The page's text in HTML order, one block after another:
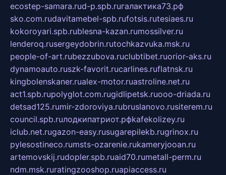
ecostep-samara.rud-p.spb.ruгалактика73.рф
sko.com.rudavitamebel-spb.rufotsis.rutesiaes.ru
kokoroyari.spb.rublesna-kazan.rumossilver.ru
lenderoq.rusergeydobrin.rutochkazvuka.msk.ru
people-of-art.rubezzubova.ruclubtibet.ruorior-aks.ru
dynamoauto.ruszk-favorit.rucarlines.ruflatnsk.ru
kingbolenskaner.rualex-motor.ruastroline.net.ru
act1.spb.rupolyglot.com.rugidlipetsk.ruooo-driada.ru
detsad125.rumir-zdoroviya.rubruslanovo.rusiterem.ru
council.spb.ruлодкипатриот.рфkafekolizey.ru
iclub.net.rugazon-easy.rusugarepilekb.rugrinox.ru
pylesostineco.rumsts-ozarenie.rukameryjooan.ru
artemovskij.rudopler.spb.ruaid70.rumetall-perm.ru
ndm.msk.ruratingzooshop.ruapiaccess.ru